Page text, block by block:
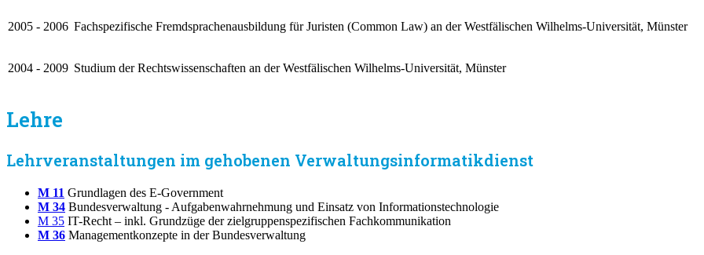
2005 - 2006 Fachspezifische Fremdsprachenausbildung für Juristen (Common Law) an der Westfälischen Wilhelms-Universität, Münster
2004 - 2009 Studium der Rechtswissenschaften an der Westfälischen Wilhelms-Universität, Münster
Lehre
Lehrveranstaltungen im gehobenen Verwaltungsinformatikdienst
M 11 Grundlagen des E-Government
M 34 Bundesverwaltung - Aufgabenwahrnehmung und Einsatz von Informationstechnologie
M 35 IT-Recht – inkl. Grundzüge der zielgruppenspezifischen Fachkommunikation
M 36 Managementkonzepte in der Bundesverwaltung